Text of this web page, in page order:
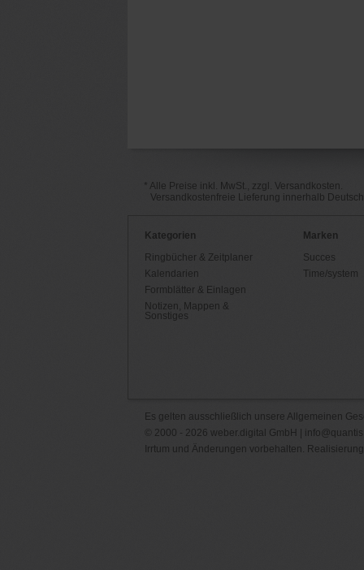
* Alle Preise inkl. MwSt., zzgl. Versandkosten.
Versandkostenfreie Lieferung innerhalb
Kategorien
Ringbücher & Zeitplaner
Kalendarien
Formblätter & Einlagen
Notizen, Mappen &
Sonstiges
Marken
Succes
Time/system
Es gelten ausschließlich unsere Allgemeinen
© 2000 - 2026 weber.digital GmbH |
Irrtum und Änderungen vorbehalten.